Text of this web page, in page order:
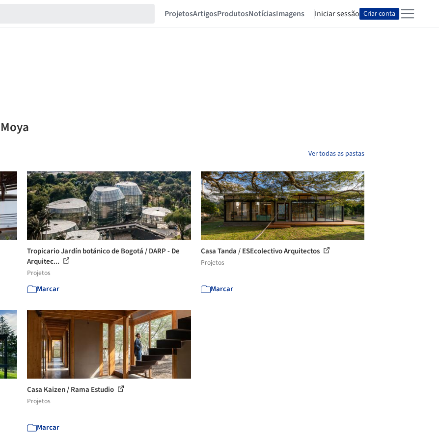
ProjetosArtigosProdutosNotíciasImagens Iniciar sessão Criar conta
Ver todas as pastas
Tropicario Jardín botánico de Bogotá / DARP - De
Arquitec...
Projetos
Marcar
Casa Tanda / ESEcolectivo Arquitectos
Projetos
Marcar
Casa Kaizen / Rama Estudio
Projetos
Marcar